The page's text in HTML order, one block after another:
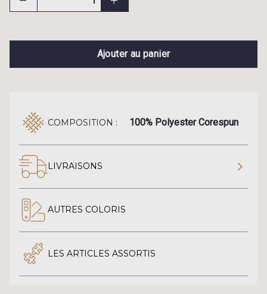
Ajouter au panier
COMPOSITION : 100% Polyester Corespun
LIVRAISONS
AUTRES COLORIS
LES ARTICLES ASSORTIS